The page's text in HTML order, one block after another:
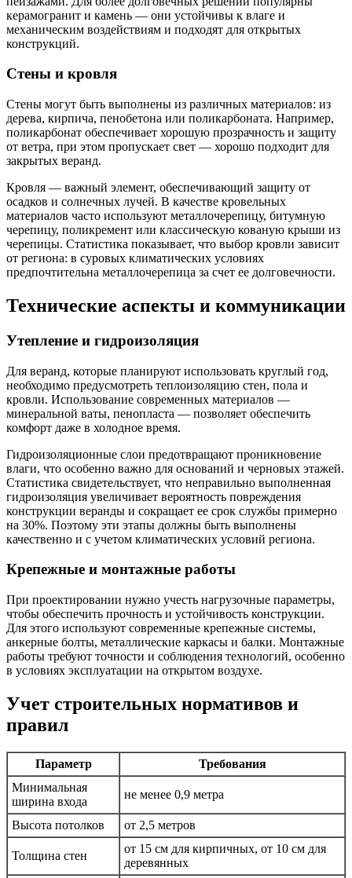
керамогранит и камень — они устойчивы к влаге и
механическим воздействиям и подходят для открытых
конструкций.
Стены и кровля
Стены могут быть выполнены из различных материалов: из
дерева, кирпича, пенобетона или поликарбоната. Например,
поликарбонат обеспечивает хорошую прозрачность и защиту
от ветра, при этом пропускает свет — хорошо подходит для
закрытых веранд.
Кровля — важный элемент, обеспечивающий защиту от
осадков и солнечных лучей. В качестве кровельных
материалов часто используют металлочерепицу, битумную
черепицу, поликремент или классическую кованую крыши из
черепицы. Статистика показывает, что выбор кровли зависит
от региона: в суровых климатических условиях
предпочтительна металлочерепица за счет ее долговечности.
Технические аспекты и коммуникации
Утепление и гидроизоляция
Для веранд, которые планируют использовать круглый год,
необходимо предусмотреть теплоизоляцию стен, пола и
кровли. Использование современных материалов —
минеральной ваты, пенопласта — позволяет обеспечить
комфорт даже в холодное время.
Гидроизоляционные слои предотвращают проникновение
влаги, что особенно важно для оснований и черновых этажей.
Статистика свидетельствует, что неправильно выполненная
гидроизоляция увеличивает вероятность повреждения
конструкции веранды и сокращает ее срок службы примерно
на 30%. Поэтому эти этапы должны быть выполнены
качественно и с учетом климатических условий региона.
Крепежные и монтажные работы
При проектировании нужно учесть нагрузочные параметры,
чтобы обеспечить прочность и устойчивость конструкции.
Для этого используют современные крепежные системы,
анкерные болты, металлические каркасы и балки. Монтажные
работы требуют точности и соблюдения технологий, особенно
в условиях эксплуатации на открытом воздухе.
Учет строительных нормативов и
правил
Параметр
Требования
Минимальная
ширина входа
не менее 0,9 метра
Высота потолков от 2,5 метров
Толщина стен
от 15 см для кирпичных, от 10 см для
деревянных